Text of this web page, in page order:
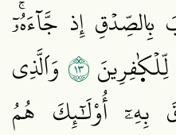
إِذ جَّآءَهُۥٓۚ
٣١ وَاَلَّذِي
بِهِۦٓ أُوْلَٰٓئِكَ هُمُ